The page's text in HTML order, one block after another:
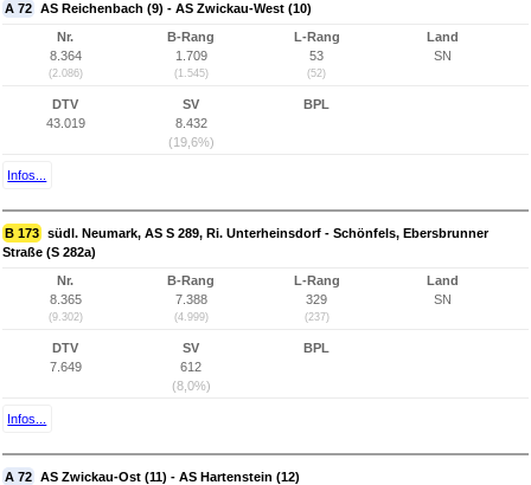
A 72 AS Reichenbach (9) - AS Zwickau-West (10)
Nr.
8.364
(2.086)
B-Rang
1.709
(1.545)
L-Rang
53
(52)
Land
SN
DTV
43.019
SV
8.432
(19,6%)
BPL
Infos...
B 173 südl. Neumark, AS S 289, Ri. Unterheinsdorf - Schönfels, Ebersbrunner
Straße (S 282a)
Nr.
8.365
(9.302)
B-Rang
7.388
(4.999)
L-Rang
329
(237)
Land
SN
DTV
7.649
SV
612
(8,0%)
BPL
Infos...
A 72 AS Zwickau-Ost (11) - AS Hartenstein (12)